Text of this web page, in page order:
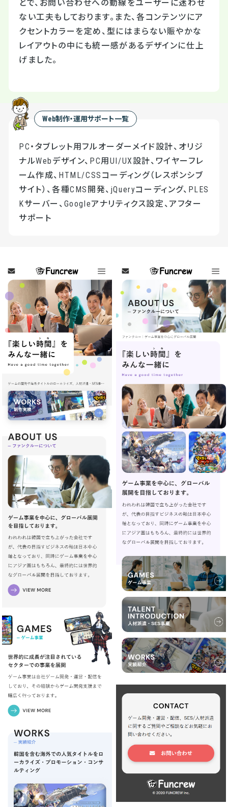
とで、お問い合わせへの動線をユーザーに迷わせ
ない工夫もしております。また、各コンテンツにア
クセントカラーを定め、型にはまらない賑やかな
レイアウトの中にも統一感があるデザインに仕上
げました。
Web制作・運用サポート一覧
PC・タブレット用フルオーダーメイド設計、オリジ
ナルWebデザイン、PC用UI/UX設計、ワイヤーフレ
ーム作成、HTML/CSSコーディング（レスポンシブ
サイト）、各種CMS開発、jQueryコーディング、PLES
Kサーバー、Googleアナリティクス設定、アフター
サポート